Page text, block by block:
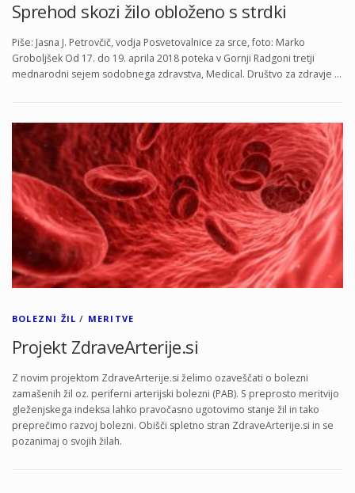
Sprehod skozi žilo obloženo s strdki
Piše: Jasna J. Petrovčič, vodja Posvetovalnice za srce, foto: Marko
Groboljšek Od 17. do 19. aprila 2018 poteka v Gornji Radgoni tretji
mednarodni sejem sodobnega zdravstva, Medical. Društvo za zdravje …
BOLEZNI ŽIL / MERITVE
Projekt ZdraveArterije.si
Z novim projektom ZdraveArterije.si želimo ozaveščati o bolezni
zamašenih žil oz. periferni arterijski bolezni (PAB). S preprosto meritvijo
gleženjskega indeksa lahko pravočasno ugotovimo stanje žil in tako
preprečimo razvoj bolezni. Obišči spletno stran ZdraveArterije.si in se
pozanimaj o svojih žilah.